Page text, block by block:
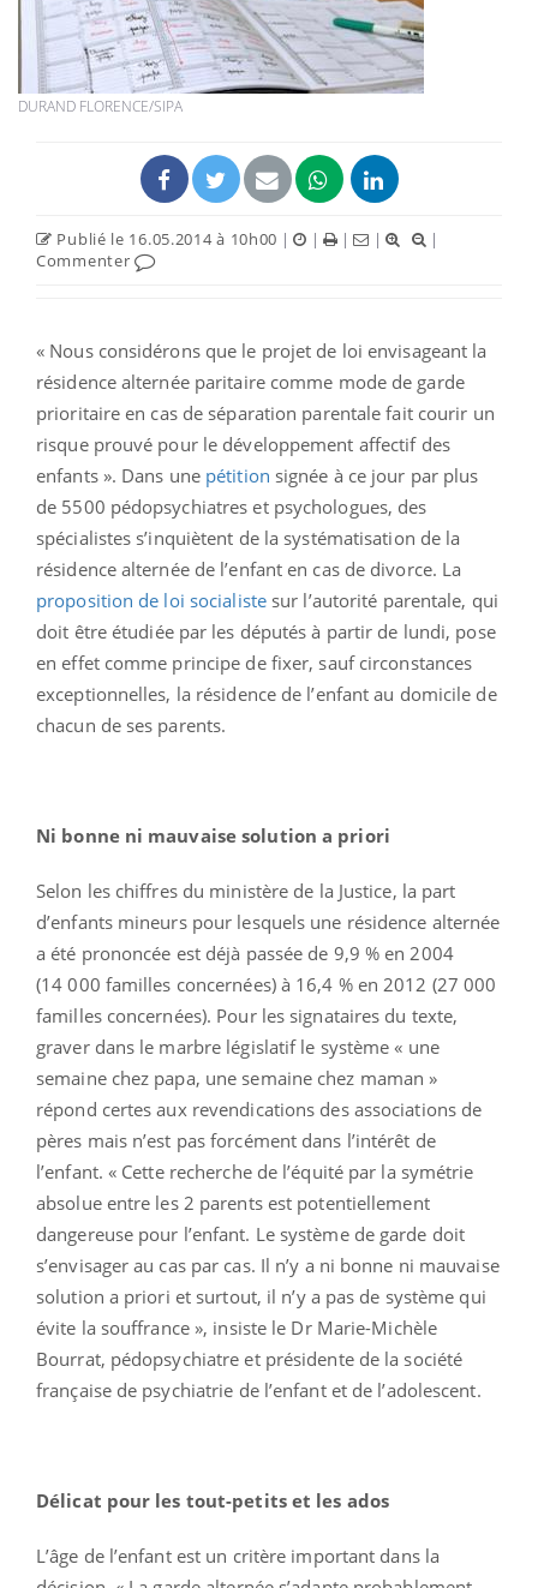
DURAND FLORENCE/SIPA
Publié le 16.05.2014 à 10h00 | | | |
|
Commenter
« Nous considérons que le projet de loi envisageant la
résidence alternée paritaire comme mode de garde
prioritaire en cas de séparation parentale fait courir un
risque prouvé pour le développement affectif des
enfants ». Dans une pétition signée à ce jour par plus
de 5500 pédopsychiatres et psychologues, des
spécialistes s’inquiètent de la systématisation de la
résidence alternée de l’enfant en cas de divorce. La
proposition de loi socialistesur l’autorité parentale, qui
doit être étudiée par les députés à partir de lundi, pose
en effet comme principe de fixer, sauf circonstances
exceptionnelles, la résidence de l’enfant au domicile de
chacun de ses parents.
Ni bonne ni mauvaise solution a priori
Selon les chiffres du ministère de la Justice, la part
d’enfants mineurs pour lesquels une résidence alternée
a été prononcée est déjà passée de 9,9 % en 2004
(14 000 familles concernées) à 16,4 % en 2012 (27 000
familles concernées). Pour les signataires du texte,
graver dans le marbre législatif le système « une
semaine chez papa, une semaine chez maman »
répond certes aux revendications des associations de
pères mais n’est pas forcément dans l’intérêt de
l’enfant. « Cette recherche de l’équité par la symétrie
absolue entre les 2 parents est potentiellement
dangereuse pour l’enfant. Le système de garde doit
s’envisager au cas par cas. Il n’y a ni bonne ni mauvaise
solution a priori et surtout, il n’y a pas de système qui
évite la souffrance », insiste le Dr Marie-Michèle
Bourrat, pédopsychiatre et présidente de la société
française de psychiatrie de l’enfant et de l’adolescent.
Délicat pour les tout-petits et les ados
L’âge de l’enfant est un critère important dans la